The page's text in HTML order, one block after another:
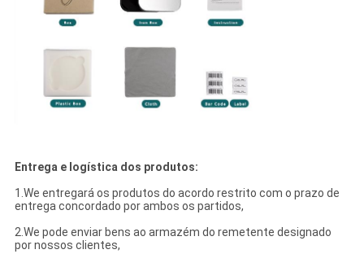
Entrega e logística dos produtos:
1.We entregará os produtos do acordo restrito com o prazo de
entrega concordado por ambos os partidos,
2.We pode enviar bens ao armazém do remetente designado
por nossos clientes,